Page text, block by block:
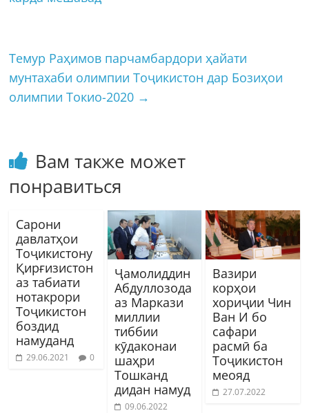
Темур Раҳимов парчамбардори ҳайати
мунтахаби олимпии Тоҷикистон дар Бозиҳои
олимпии Токио-2020 →
Вам также может
понравиться
Сарони
давлатҳои
Тоҷикистону
Қирғизистон
аз табиати
нотакрори
Тоҷикистон
боздид
намуданд
29.06.2021 0
Ҷамолиддин
Абдуллозода
аз Маркази
миллии
тиббии
кӯдаконаи
шаҳри
Тошканд
дидан намуд
09.06.2022
Вазири
корҳои
хориҷии Чин
Ван И бо
сафари
расмӣ ба
Тоҷикистон
меояд
27.07.2022